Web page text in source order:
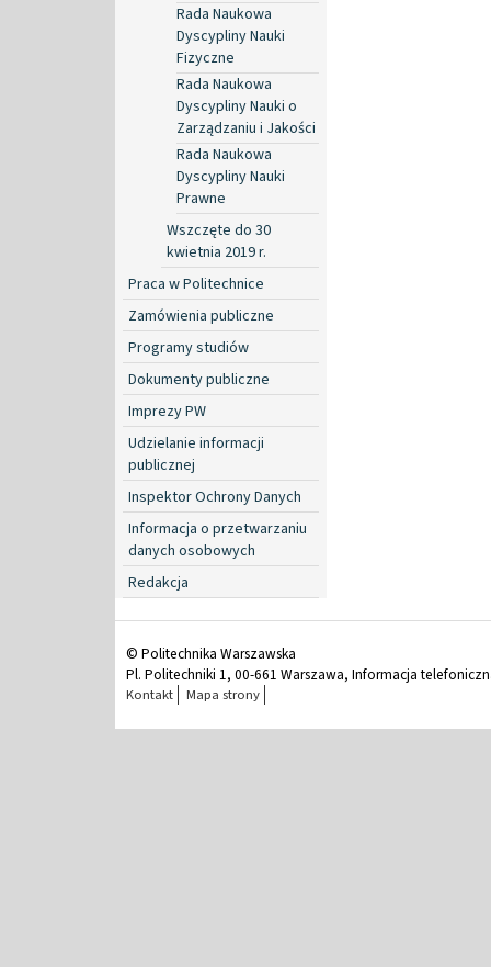
Rada Naukowa
Dyscypliny Nauki
Fizyczne
Rada Naukowa
Dyscypliny Nauki o
Zarządzaniu i Jakości
Rada Naukowa
Dyscypliny Nauki
Prawne
Wszczęte do 30
kwietnia 2019 r.
Praca w Politechnice
Zamówienia publiczne
Programy studiów
Dokumenty publiczne
Imprezy PW
Udzielanie informacji
publicznej
Inspektor Ochrony Danych
Informacja o przetwarzaniu
danych osobowych
Redakcja
© Politechnika Warszawska
Pl. Politechniki 1, 00-661 Warszawa, Informacja
Kontakt Mapa strony